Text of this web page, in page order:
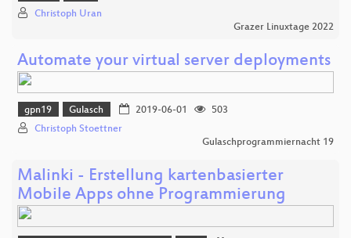
Christoph Uran
Grazer Linuxtage 2022
Automate your virtual server deployments
gpn19 Gulasch 2019-06-01
503
Christoph Stoettner
Gulaschprogrammiernacht 19
Malinki - Erstellung kartenbasierter
Mobile Apps ohne Programmierung